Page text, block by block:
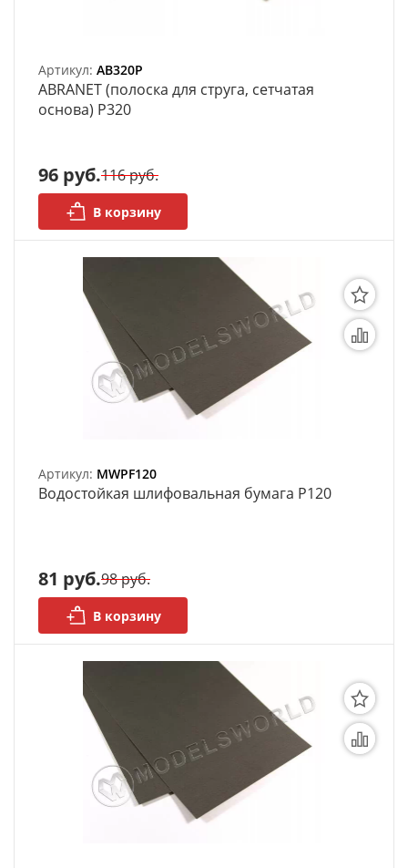
Артикул: AB320P
ABRANET (полоска для струга, сетчатая
основа) P320
96 руб.116 руб.
В корзину
Артикул: MWPF120
Bодостойкая шлифовальная бумага P120
81 руб.98 руб.
В корзину